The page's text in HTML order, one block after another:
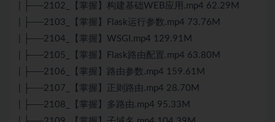
| ├──2102_【掌握】构建基础WEB应用.mp4 62.29M
| ├──2103_【掌握】Flask运行参数.mp4 73.76M
| ├──2104_【掌握】WSGI.mp4 129.91M
| ├──2105_【掌握】Flask路由配置.mp4 63.80M
| ├──2106_【掌握】路由参数.mp4 159.61M
| ├──2107_【掌握】正则路由.mp4 28.70M
| ├──2108_【掌握】多路由.mp4 95.33M